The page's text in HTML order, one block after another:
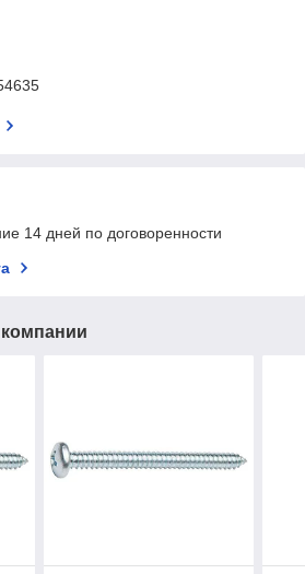
14 дней по договоренности